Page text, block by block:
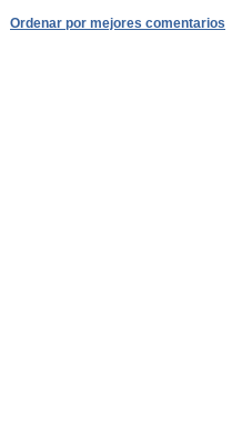
Ordenar por mejores comentarios